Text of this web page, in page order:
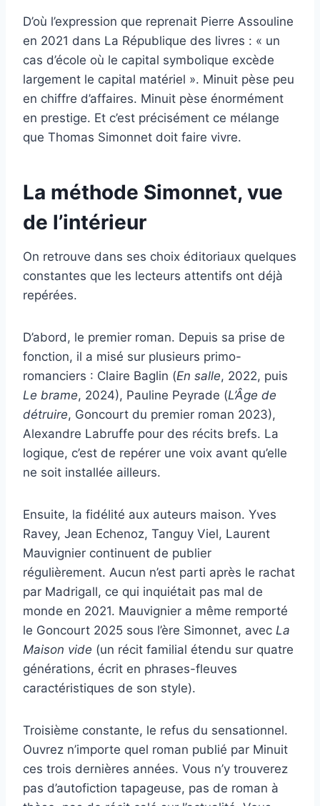
D’où l’expression que reprenait Pierre Assouline
en 2021 dans La République des livres : « un
cas d’école où le capital symbolique excède
largement le capital matériel ». Minuit pèse peu
en chiffre d’affaires. Minuit pèse énormément
en prestige. Et c’est précisément ce mélange
que Thomas Simonnet doit faire vivre.
La méthode Simonnet, vue
de l’intérieur
On retrouve dans ses choix éditoriaux quelques
constantes que les lecteurs attentifs ont déjà
repérées.
D’abord, le premier roman. Depuis sa prise de
fonction, il a misé sur plusieurs primo-
romanciers : Claire Baglin (En salle, 2022, puis
Le brame, 2024), Pauline Peyrade (L’Âge de
détruire, Goncourt du premier roman 2023),
Alexandre Labruffe pour des récits brefs. La
logique, c’est de repérer une voix avant qu’elle
ne soit installée ailleurs.
Ensuite, la fidélité aux auteurs maison. Yves
Ravey, Jean Echenoz, Tanguy Viel, Laurent
Mauvignier continuent de publier
régulièrement. Aucun n’est parti après le rachat
par Madrigall, ce qui inquiétait pas mal de
monde en 2021. Mauvignier a même remporté
le Goncourt 2025 sous l’ère Simonnet, avec La
Maison vide (un récit familial étendu sur quatre
générations, écrit en phrases-fleuves
caractéristiques de son style).
Troisième constante, le refus du sensationnel.
Ouvrez n’importe quel roman publié par Minuit
ces trois dernières années. Vous n’y trouverez
pas d’autofiction tapageuse, pas de roman à